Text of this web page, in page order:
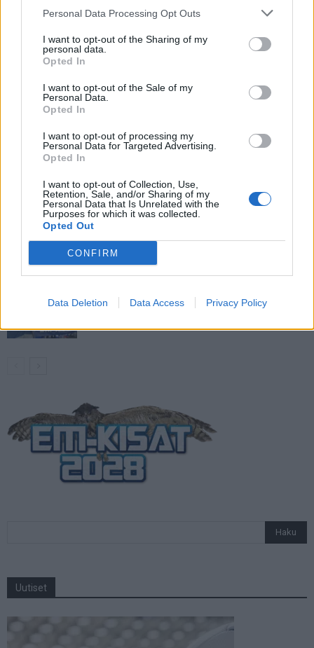
Personal Data Processing Opt Outs
I want to opt-out of the Sharing of my
personal data.
Opted In
I want to opt-out of the Sale of my
Personal Data.
Opted In
I want to opt-out of processing my
Personal Data for Targeted Advertising.
Opted In
I want to opt-out of Collection, Use,
Retention, Sale, and/or Sharing of my
Personal Data that Is Unrelated with the
Purposes for which it was collected.
Opted Out
CONFIRM
Data Deletion Data Access Privacy Policy
Edellinen artikkeli
Jalkapallon EM-karsinnat
lähestyvät loppuaan – nämä
maat ovat kisapaikkansa jo
Seuraava artikkeli
Everton pulassa jättitappioiden
takia – jopa 12 pisteen menetys
Suomen MM-karsintojen näkymät –
todellinen jalkapallokommentaattorin
analyysi
Suomi-Hollanti näkyy ilmaiseksi TV:stä –
näin katsot ottelun
Jalkapallon U21 EM-kisat 2025 – tässä
Uutiset